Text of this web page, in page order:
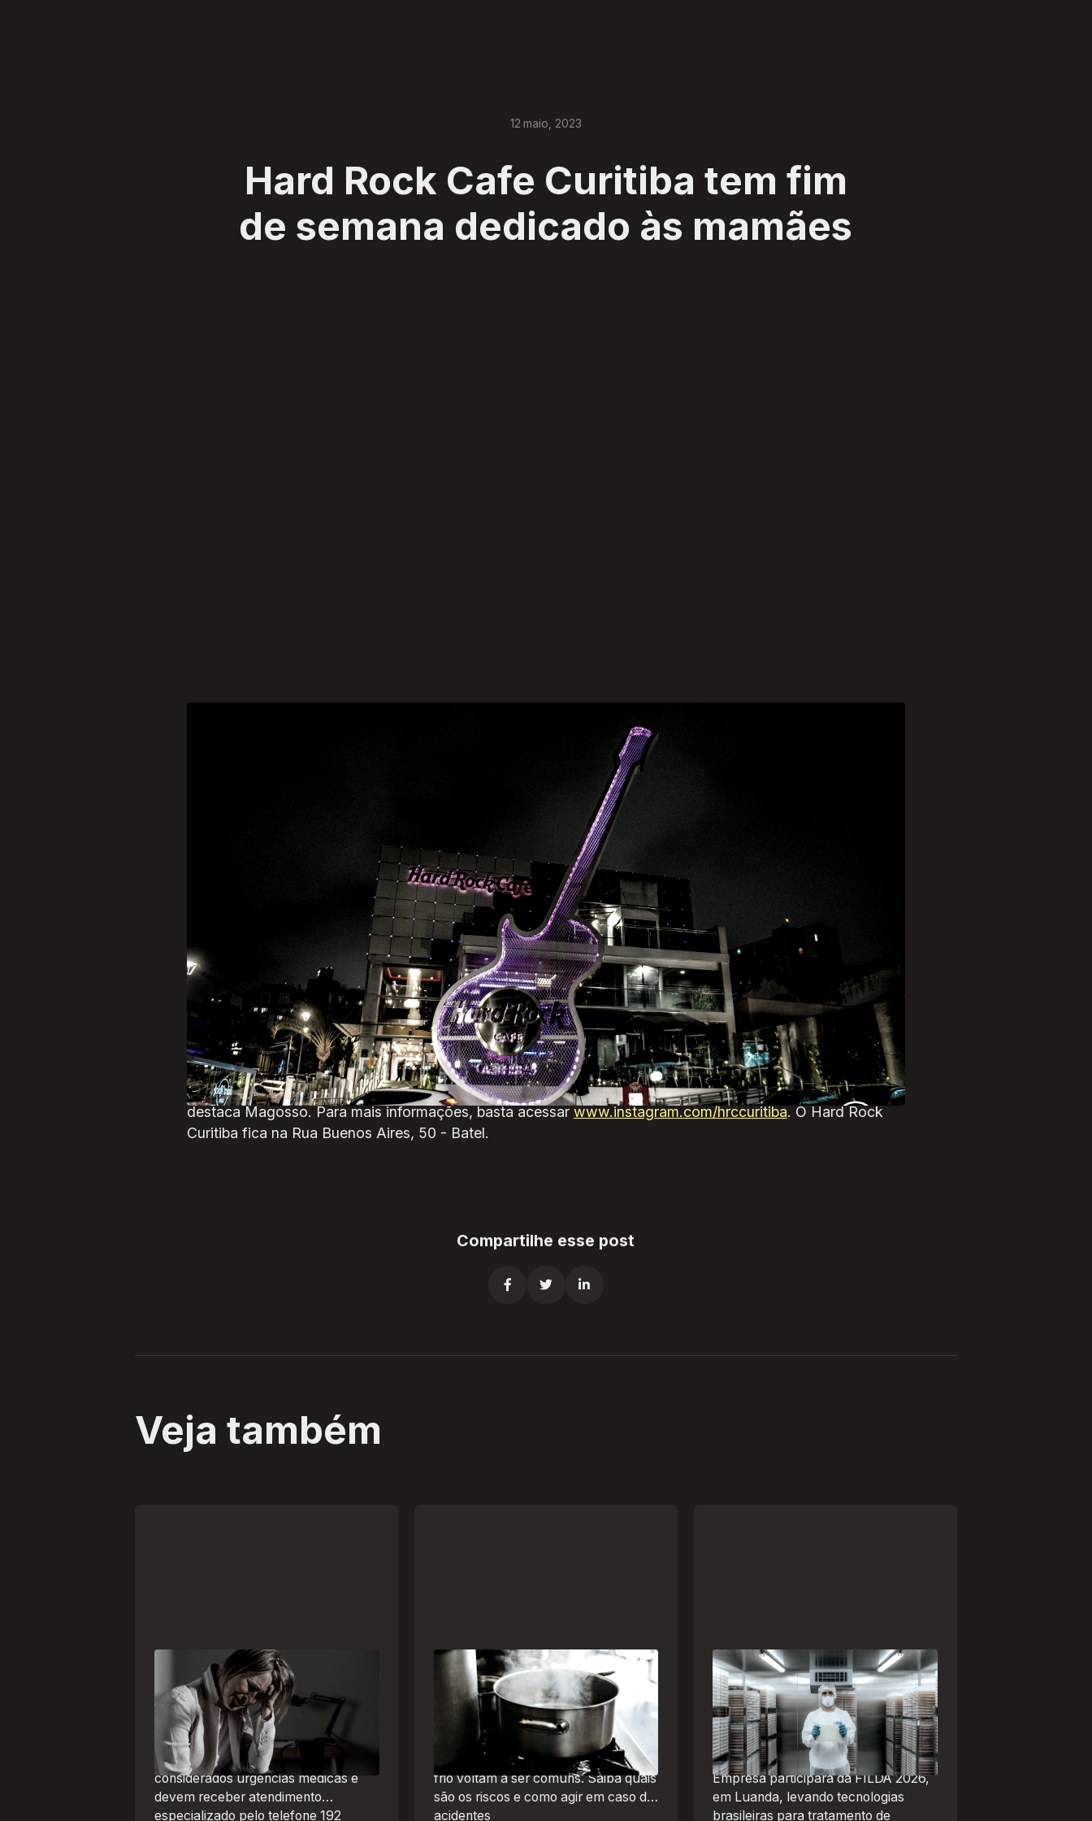
12 maio 2023
Hard Rock Cafe Curitiba tem fim
de semana dedicado às mamães
O Dia das Mães está chegando e o Hard Rock Cafe Curitiba preparou uma programação especial para este
fim de semana. A comemoração inclui atrações artísticas pensadas para todos os estilos de mães.
No sábado, dia 13, a partir das 12h, Scoth n Soda faz um tributo a Frank Sinatra , que promete emocionar
todas as mães presentes, relembrando os maiores sucessos da carreira do cantor. Mais tarde, a partir das
19h, é a vez das bandas Scoopers e 4you brilharem com baladas do rock internacional, tanto clássicas
"No domingo, também num tributo, nosso presente para as mamães fica a cargo de Anne Glober
interpretando os sucessos da Xuxa, com a banda Os Paquitos, formada por músicos locais
competentíssimos", conta Rafael Magosso, proprietário do Hard Rock Cafe Curitiba.
Para encerrar com chave de ouro esse dia tão especial, na noite de domingo também acontece o
espetáculo Levity, uma experiência artística sensorial, que vai desde a arte no palco até a arte no paladar.
E, nesta sessão, as mães que estiverem na companhia de um espectador pagante (R$ 70) não pagam
ingresso.
“Será uma oportunidade única para viver e relembrar momentos especiais compartilhados em família”,
destaca Magosso. Para mais informações, basta acessarwww.instagram.com/hrccuritiba. O Hard Rock
Curitiba fica na Rua Buenos Aires, 50 - Batel.
Compartilhe esse post
  
Veja também
Crise psiquiátrica é urgência
médica: saiba como o SAMU atua
nesses casos
Surtos, tentativas de suicídio e
episódios de agitação intensa são
considerados urgências médicas e
devem receber atendimento
especializado pelo telefone 192
Frio leva brasileiros a improvisar
para se aquecer e aumenta risco
de queimaduras dentro de casa
O inverno chegou e, com ele,
práticas perigosas para espantar o
frio voltam a ser comuns. Saiba quais
são os riscos e como agir em caso de
acidentes
A paranaense Vuelo Pharma é
uma das 13 empresas brasileiras
selecionadas para representar o
Brasil na maior feira de negócios
de Angola
Empresa participará da FILDA 2026,
em Luanda, levando tecnologias
brasileiras para tratamento de